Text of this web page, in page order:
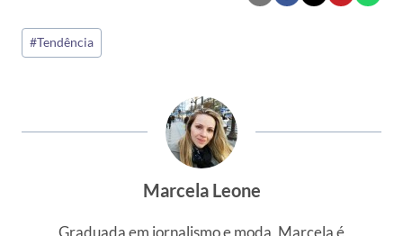
Tags
do
#Tendência
Marcela Leone